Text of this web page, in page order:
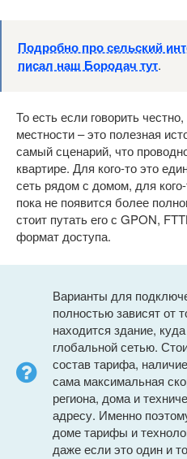
Подробно про сельский
писал наш Бородач тут.
То есть если говорить
местности – это полезная
самый сценарий, что
квартире. Для кого-то это
сеть рядом с домом, для
пока не появится более
стоит путать его с GPON,
формат доступа.
Варианты для
полностью зависят от
находится здание,
глобальной сетью.
состав тарифа,
сама максимальная
региона, дома и
адресу. Именно
доме тарифы и
даже если это один и